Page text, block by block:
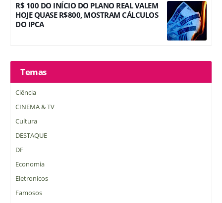
R$ 100 DO INÍCIO DO PLANO REAL VALEM
HOJE QUASE R$800, MOSTRAM CÁLCULOS
DO IPCA
Temas
Ciência
CINEMA & TV
Cultura
DESTAQUE
DF
Economia
Eletronicos
Famosos